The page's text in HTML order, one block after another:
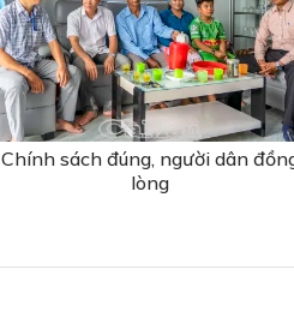
Chính sách đúng, người dân
lòng